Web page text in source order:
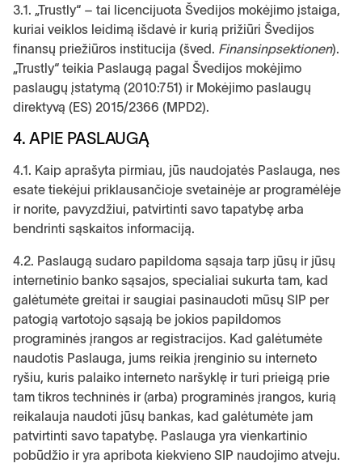
3.1. „Trustly“ – tai licencijuota Švedijos mokėjimo įstaiga,
kuriai veiklos leidimą išdavė ir kurią prižiūri Švedijos
finansų priežiūros institucija (šved. Finansinpsektionen).
„Trustly“ teikia Paslaugą pagal Švedijos mokėjimo
paslaugų įstatymą (2010:751) ir Mokėjimo paslaugų
direktyvą (ES) 2015/2366 (MPD2).
4. APIE PASLAUGĄ
4.1. Kaip aprašyta pirmiau, jūs naudojatės Paslauga, nes
esate tiekėjui priklausančioje svetainėje ar programėlėje
ir norite, pavyzdžiui, patvirtinti savo tapatybę arba
bendrinti sąskaitos informaciją.
4.2. Paslaugą sudaro papildoma sąsaja tarp jūsų ir jūsų
internetinio banko sąsajos, specialiai sukurta tam, kad
galėtumėte greitai ir saugiai pasinaudoti mūsų SIP per
patogią vartotojo sąsają be jokios papildomos
programinės įrangos ar registracijos. Kad galėtumėte
naudotis Paslauga, jums reikia įrenginio su interneto
ryšiu, kuris palaiko interneto naršyklę ir turi prieigą prie
tam tikros techninės ir (arba) programinės įrangos, kurią
reikalauja naudoti jūsų bankas, kad galėtumėte jam
patvirtinti savo tapatybę. Paslauga yra vienkartinio
pobūdžio ir yra apribota kiekvieno SIP naudojimo atveju.